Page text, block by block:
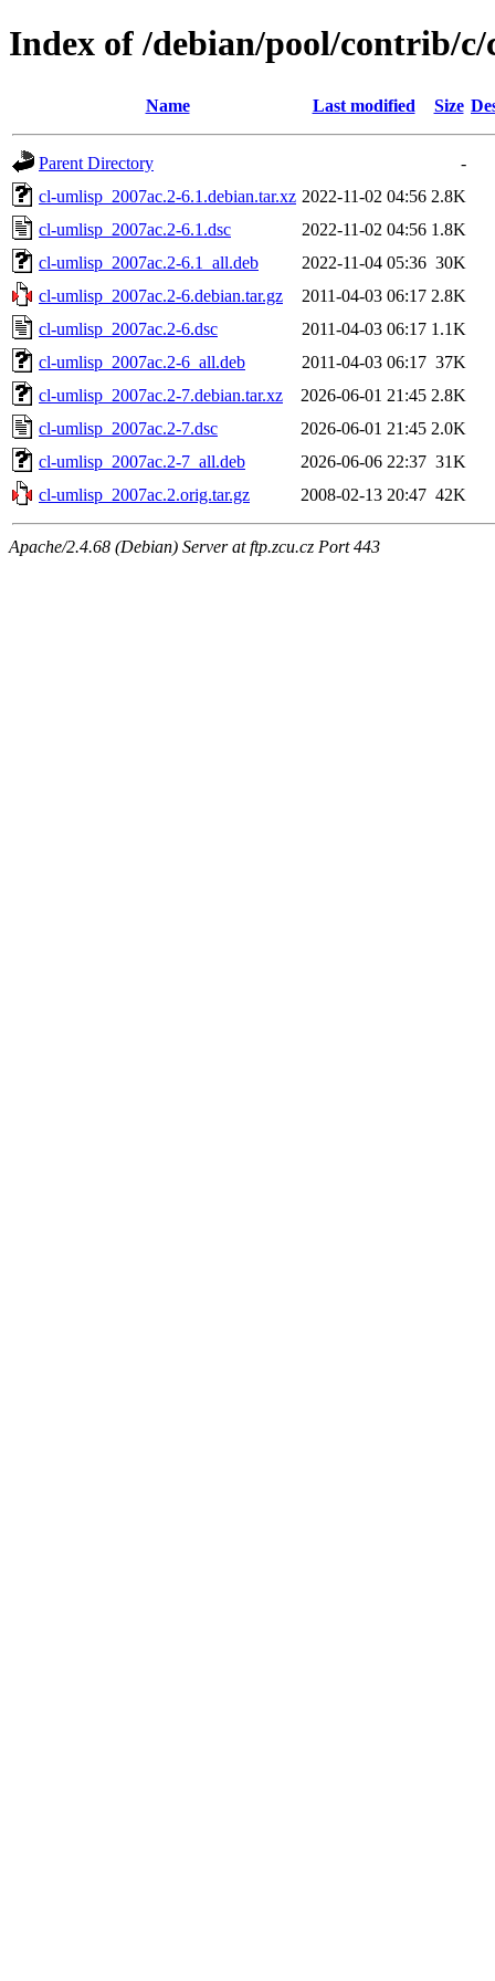
Index of /debian/pool/contrib/
Name Last modified Size
Parent Directory
-
cl-umlisp_2007ac.2-6.1.debian.tar.xz 2022-11-02 04:56 2.8K
cl-umlisp_2007ac.2-6.1.dsc
2022-11-02 04:56 1.8K
cl-umlisp_2007ac.2-6.1_all.deb
2022-11-04 05:36 30K
cl-umlisp_2007ac.2-6.debian.tar.gz
2011-04-03 06:17 2.8K
cl-umlisp_2007ac.2-6.dsc
2011-04-03 06:17 1.1K
cl-umlisp_2007ac.2-6_all.deb
2011-04-03 06:17 37K
cl-umlisp_2007ac.2-7.debian.tar.xz
2026-06-01 21:45 2.8K
cl-umlisp_2007ac.2-7.dsc
2026-06-01 21:45 2.0K
cl-umlisp_2007ac.2-7_all.deb
2026-06-06 22:37 31K
cl-umlisp_2007ac.2.orig.tar.gz
2008-02-13 20:47 42K
Apache/2.4.68 (Debian) Server at ftp.zcu.cz Port 443